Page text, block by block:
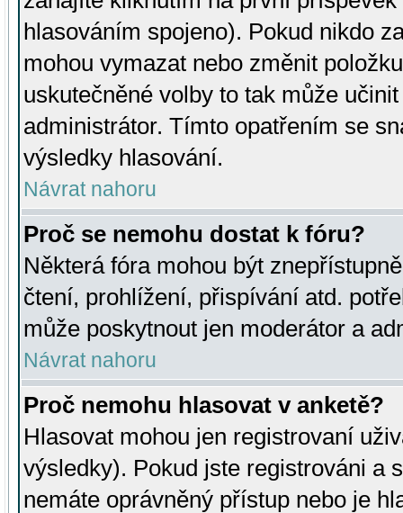
hlasováním spojeno). Pokud nikdo
mohou vymazat nebo změnit
uskutečněné volby to tak může
administrátor. Tímto opatřením se
výsledky hlasování.
Návrat nahoru
Proč se nemohu dostat k fóru?
Některá fóra mohou být
čtení, prohlížení, přispívání atd.
může poskytnout jen moderátor a
Návrat nahoru
Proč nemohu hlasovat v anketě?
Hlasovat mohou jen registrovaní
výsledky). Pokud jste registrováni a
nemáte oprávněný přístup nebo je